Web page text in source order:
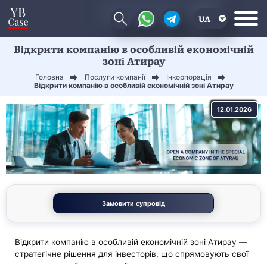
UA
EN
Відкрити компанію в особливій економічній
зоні Атирау
Головна Послуги компанії
Інкорпорація
Відкрити компанію в особливій економічній зоні Атирау
12.01.2026
Замовити супровід
Відкрити компанію в особливій економічній зоні Атирау —
стратегічне рішення для інвесторів, що спрямовують свої